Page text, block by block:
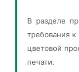
В разделе
требования
цветовой
печати.